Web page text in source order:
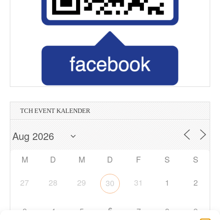
TCH EVENT KALENDER
M D M D F S S
27 28 29 30 31 1 2
3 4 5 6 7 8 9